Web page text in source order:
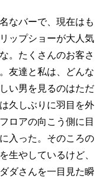
なバーで、現在はも
ップショーが大人気
。たくさんのお客さ
友達と私は、どんな
い男を見るのはただ
久しぶりに羽目を外
ロアの向こう側に目
入った。そのころの
生やしているけど、
ダさんを一目見た瞬